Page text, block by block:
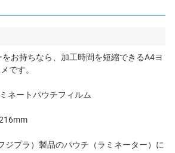
お持ちなら、加工時間を短縮できるA4ヨ
です。
ネートパウチフィルム
プラ）製品のパウチ（ラミネーター）に